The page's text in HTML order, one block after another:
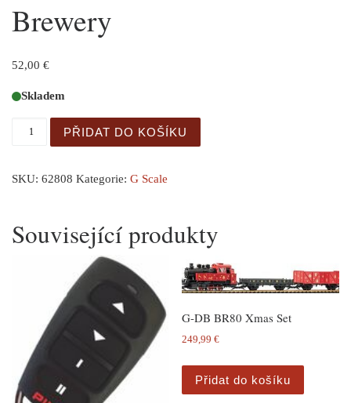
Brewery
52,00 €
Skladem
Components: Corners for Brewery množství
PŘIDAT DO KOŠÍKU
SKU: 62808 Kategorie: G Scale
Související produkty
G-DB BR80 Xmas Set
249,99€
Přidat do košíku